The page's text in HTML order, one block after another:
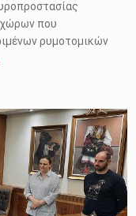
χώρων που
ρυμοτομικών